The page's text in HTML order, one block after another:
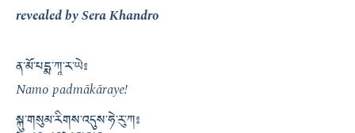
revealed by Sera Khandro
ན་མོ་པདྨ་ཀཱ་ར་ཡེ༔
Namo padmākāraye!
སྐུ་གསུམ་རིགས་འདུས་ཧེ་རུ་ཀ༔